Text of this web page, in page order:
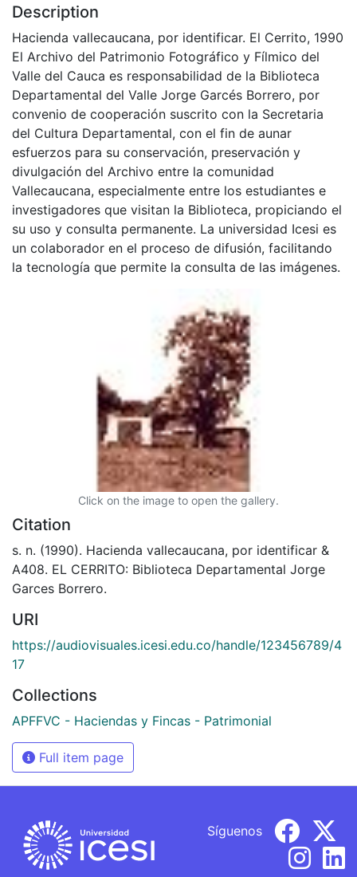
Description
Hacienda vallecaucana, por identificar. El Cerrito, 1990
El Archivo del Patrimonio Fotográfico y Fílmico del
Valle del Cauca es responsabilidad de la Biblioteca
Departamental del Valle Jorge Garcés Borrero, por
convenio de cooperación suscrito con la Secretaria
del Cultura Departamental, con el fin de aunar
esfuerzos para su conservación, preservación y
divulgación del Archivo entre la comunidad
Vallecaucana, especialmente entre los estudiantes e
investigadores que visitan la Biblioteca, propiciando el
su uso y consulta permanente. La universidad Icesi es
un colaborador en el proceso de difusión, facilitando
la tecnología que permite la consulta de las imágenes.
Click on the image to open the gallery.
Citation
s. n. (1990). Hacienda vallecaucana, por identificar &
A408. EL CERRITO: Biblioteca Departamental Jorge
Garces Borrero.
URI
https://audiovisuales.icesi.edu.co/handle/123456789/4
17
Collections
APFFVC - Haciendas y Fincas - Patrimonial
Full item page
Síguenos